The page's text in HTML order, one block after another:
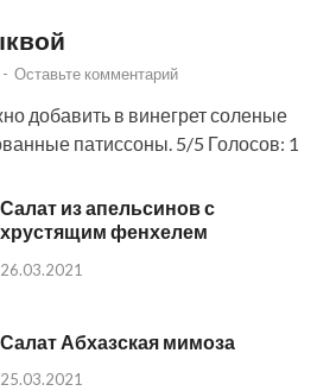
- Оставьте комментарий
добавить в винегрет соленые
патиссоны. 5/5 Голосов: 1
Салат из апельсинов с
хрустящим фенхелем
26.03.2021
Салат Абхазская мимоза
25.03.2021